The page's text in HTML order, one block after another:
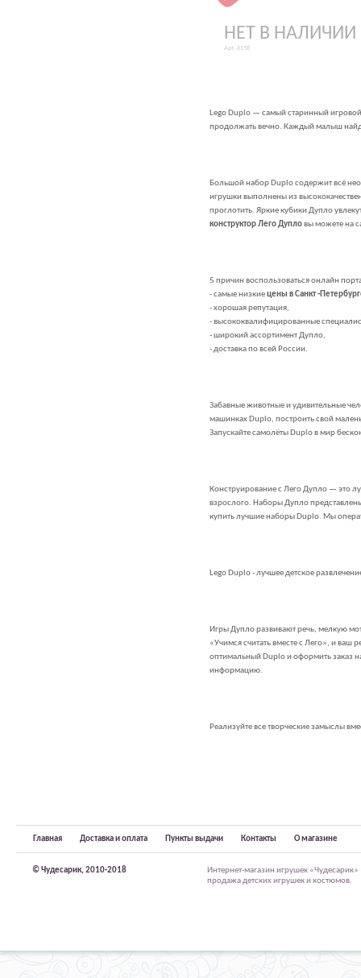
НЕТ В НАЛИЧИИ
Арт. 6158
Lego Duplo — самый старинный
продолжать вечно. Каждый малыш
Большой набор Duplo содержит всё
игрушки выполнены из
проглотить. Яркие кубики Дупло
конструктор Лего Дупловы можете на
5 причин воспользоваться онлайн
- самые низкиецены в Санкт -
- хорошая репутация,
- высококвалифицированные
- широкий ассортимент Дупло,
- доставка по всей России.
Забавные животные и удивительные
машинках Duplo, построить свой
Запускайте самолёты Duplo в мир
Конструирование с Лего Дупло — это
взрослого. Наборы Дупло
купить лучшие наборы Duplo. Мы
Lego Duplo - лучшее детское
Игры Дупло развивают речь, мелкую
«Учимся считать вместе с Лего», и ваш
оптимальный Duplo и оформить заказ
информацию.
Реализуйте все творческие замыслы
Главная Доставка и оплата Пункты выдачи Контакты О магазине
© Чудесарик, 2010-2018
Интернет-магазин игрушек
продажа детских игрушек и костюмов.